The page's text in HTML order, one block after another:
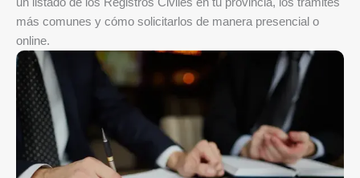
más comunes y cómo solicitarlos de manera presencial o
online.